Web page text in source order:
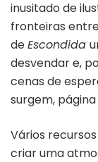
inusitado de
fronteiras
deEscondida
desvendar e,
cenas de
surgem,
Vários
criar uma